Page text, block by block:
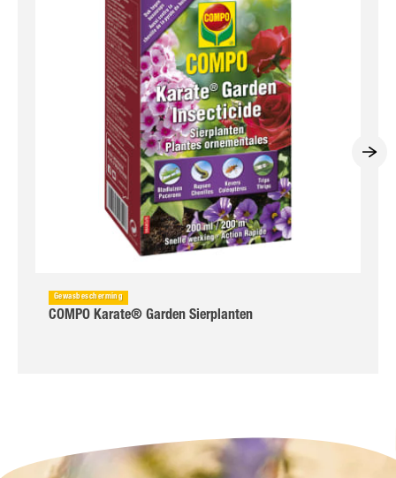
Gewasbescherming
COMPO Karate® Garden Sierplanten